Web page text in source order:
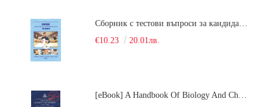
Сборник с тестови въпроси за кандидатстудентски изпит по химия. 2022
€10.23
20.01лв.
[eBook] A Handbook Of Biology And Chemistry Test Items For The Entrance Tests At Medical University Of Varna (Fourth Revised Edition)